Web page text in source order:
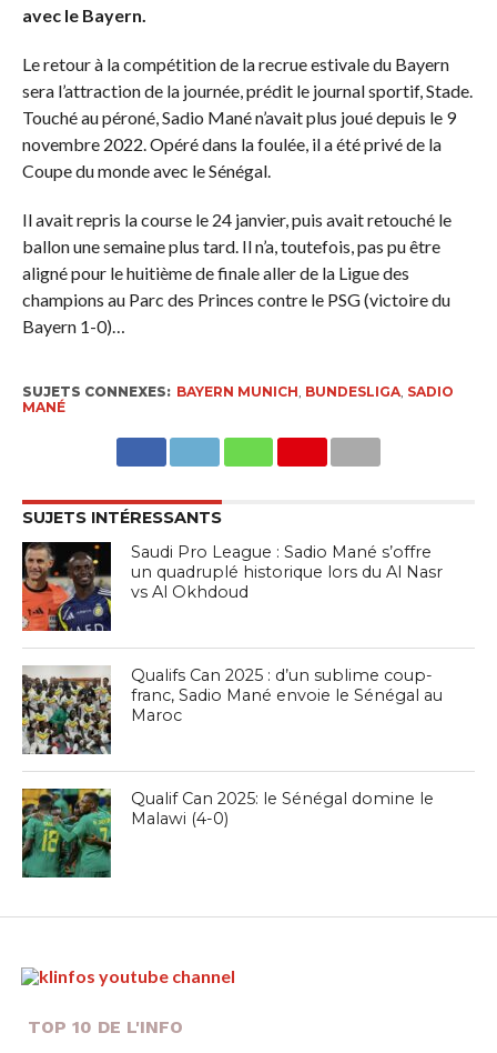
avec le Bayern.
Le retour à la compétition de la recrue estivale du Bayern
sera l’attraction de la journée, prédit le journal sportif, Stade.
Touché au péroné, Sadio Mané n’avait plus joué depuis le 9
novembre 2022. Opéré dans la foulée, il a été privé de la
Coupe du monde avec le Sénégal.
Il avait repris la course le 24 janvier, puis avait retouché le
ballon une semaine plus tard. Il n’a, toutefois, pas pu être
aligné pour le huitième de finale aller de la Ligue des
champions au Parc des Princes contre le PSG (victoire du
Bayern 1-0)…
SUJETS CONNEXES: BAYERN MUNICH BUNDESLIGA, SADIO
MANÉ
SUJETS INTÉRESSANTS
Saudi Pro League : Sadio Mané s’offre
un quadruplé historique lors du Al Nasr
vs Al Okhdoud
Qualifs Can 2025 : d’un sublime coup-
franc, Sadio Mané envoie le Sénégal au
Maroc
Qualif Can 2025: le Sénégal domine le
Malawi (4-0)
TOP 10 DE L'INFO